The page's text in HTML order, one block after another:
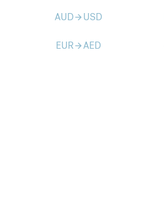
AUDarrow_forward USD
EURarrow_forwardAED